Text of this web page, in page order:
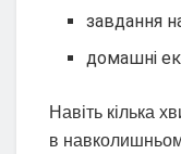
завдання
домашні
Навіть кілька
в